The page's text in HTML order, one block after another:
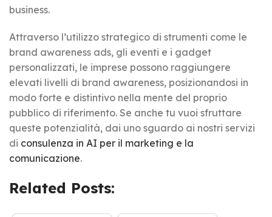
business.
Attraverso l’utilizzo strategico di strumenti come le
brand awareness ads, gli eventi e i gadget
personalizzati, le imprese possono raggiungere
elevati livelli di brand awareness, posizionandosi in
modo forte e distintivo nella mente del proprio
pubblico di riferimento. Se anche tu vuoi sfruttare
queste potenzialità, dai uno sguardo ai nostri servizi
di consulenza in AI per il marketing e la
comunicazione.
Related Posts: